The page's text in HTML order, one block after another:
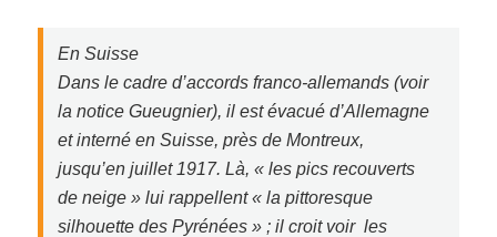
En Suisse
Dans le cadre d’accords franco-allemands (voir
la notice Gueugnier), il est évacué d’Allemagne
et interné en Suisse, près de Montreux,
jusqu’en juillet 1917. Là, « les pics recouverts
de neige » lui rappellent « la pittoresque
silhouette des Pyrénées » ; il croit voir les